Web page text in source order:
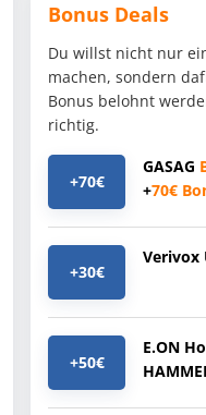
Bonus Deals
Du willst nicht nur
machen, sondern
Bonus belohnt
richtig.
+70€
GASAG
+70€
+30€
Verivox
+50€
E.ON